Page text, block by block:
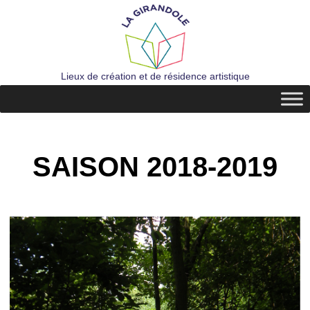
Lieux de création et de résidence artistique
SAISON 2018-2019